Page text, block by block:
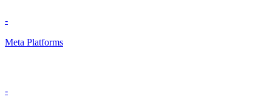
-
Meta Platforms
-